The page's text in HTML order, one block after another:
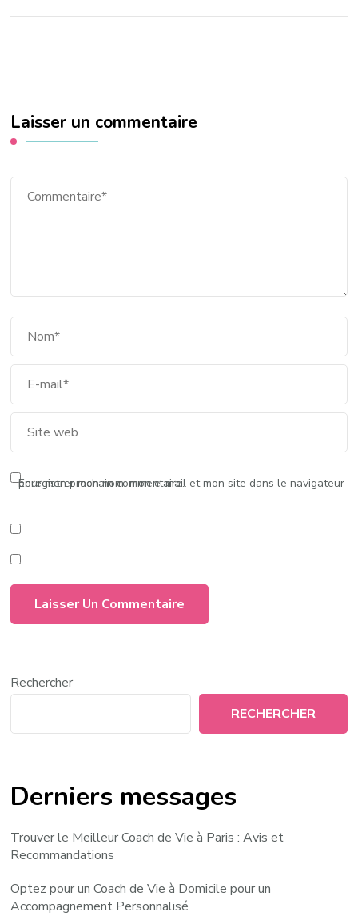
Laisser un commentaire
Enregistrer mon nom, mon e-mail et mon site dans le navigateur pour mon prochain commentaire.
Rechercher
RECHERCHER
Derniers messages
Trouver le Meilleur Coach de Vie à Paris : Avis et
Recommandations
Optez pour un Coach de Vie à Domicile pour un
Accompagnement Personnalisé